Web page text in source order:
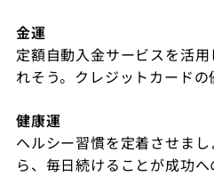
金運
定額自動入金サービスを活
れそう。クレジットカードの
健康運
ヘルシー習慣を定着させま
ら、毎日続けることが成功へ